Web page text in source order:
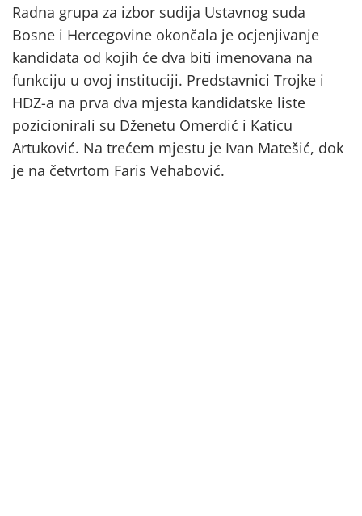
Radna grupa za izbor sudija Ustavnog suda
Bosne i Hercegovine okončala je ocjenjivanje
kandidata od kojih će dva biti imenovana na
funkciju u ovoj instituciji. Predstavnici Trojke i
HDZ-a na prva dva mjesta kandidatske liste
pozicionirali su Dženetu Omerdić i Katicu
Artuković. Na trećem mjestu je Ivan Matešić, dok
je na četvrtom Faris Vehabović.